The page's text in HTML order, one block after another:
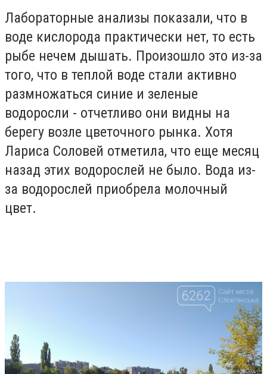
Лабораторные анализы показали, что в
воде кислорода практически нет, то есть
рыбе нечем дышать. Произошло это из-за
того, что в теплой воде стали активно
размножаться синие и зеленые
водоросли - отчетливо они видны на
берегу возле цветочного рынка. Хотя
Лариса Соловей отметила, что еще месяц
назад этих водорослей не было. Вода из-
за водорослей приобрела молочный
цвет.